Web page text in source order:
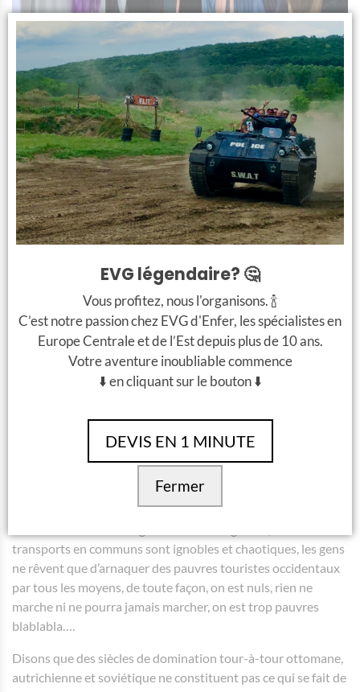
Source: EVG d’Enfer Facebook
Les Hongrois sont très très trèèèès
autocritiques! 🤔
Comme je l’ai dit dans mon point précédent, à les écouter,
transports en communs sont ignobles et chaotiques, les gens
ne rêvent que d’arnaquer des pauvres touristes occidentaux
par tous les moyens, de toute façon, on est nuls, rien ne
marche ni ne pourra jamais marcher, on est trop pauvres
blablabla….
Disons que des siècles de domination tour-à-tour ottomane,
autrichienne et soviétique ne constituent pas ce qui se fait de
EVG légendaire? 🤔
Vous profitez, nous l'organisons. 🍾
C’est notre passion chez EVG d'Enfer, les spécialistes en
Europe Centrale et de l’Est depuis plus de 10 ans.
Votre aventure inoubliable commence
⬇️ en cliquant sur le bouton ⬇️
DEVIS EN 1 MINUTE
Fermer